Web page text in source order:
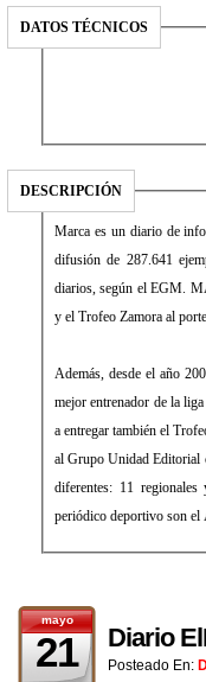
DATOS TÉCNICOS
DESCRIPCIÓN
Marca es un diario de
difusión de 287.641
diarios, según el EGM.
y el Trofeo Zamora al
Además, desde el año
mejor entrenador de la
a entregar también el
al Grupo Unidad Editorial
diferentes: 11
periódico deportivo son
mayo
21 Diario
Posteado En: